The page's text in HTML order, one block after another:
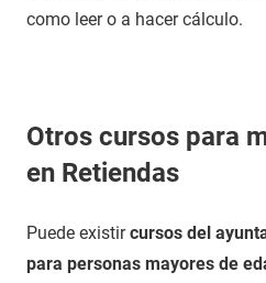
como leer o a hacer cálculo.
Otros cursos para
en Retiendas
Puede existircursos del
para personas mayores de